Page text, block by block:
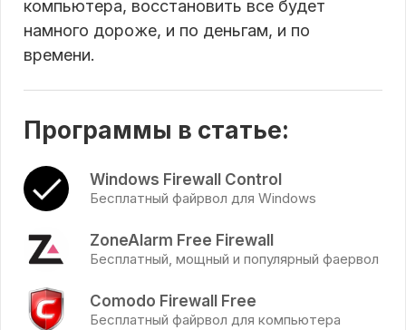
компьютера, восстановить все будет
намного дороже, и по деньгам, и по
времени.
Программы в статье:
Windows Firewall Control
Бесплатный файрвол для Windows
ZoneAlarm Free Firewall
Бесплатный, мощный и популярный фаервол
Comodo Firewall Free
Бесплатный файрвол для компьютера